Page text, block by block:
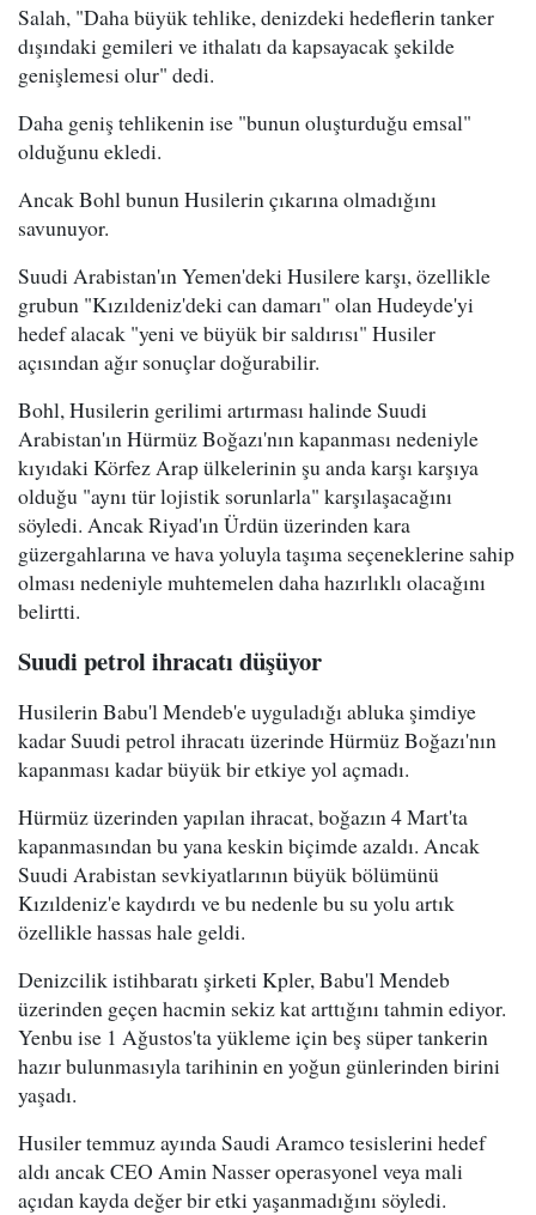
Salah, "Daha büyük tehlike, denizdeki hedeflerin tanker
dışındaki gemileri ve ithalatı da kapsayacak şekilde
genişlemesi olur" dedi.
Daha geniş tehlikenin ise "bunun oluşturduğu emsal"
olduğunu ekledi.
Ancak Bohl bunun Husilerin çıkarına olmadığını
savunuyor.
Suudi Arabistan'ın Yemen'deki Husilere karşı, özellikle
grubun "Kızıldeniz'deki can damarı" olan Hudeyde'yi
hedef alacak "yeni ve büyük bir saldırısı" Husiler
açısından ağır sonuçlar doğurabilir.
Bohl, Husilerin gerilimi artırması halinde Suudi
Arabistan'ın Hürmüz Boğazı'nın kapanması nedeniyle
kıyıdaki Körfez Arap ülkelerinin şu anda karşı karşıya
olduğu "aynı tür lojistik sorunlarla" karşılaşacağını
söyledi. Ancak Riyad'ın Ürdün üzerinden kara
güzergahlarına ve hava yoluyla taşıma seçeneklerine sahip
olması nedeniyle muhtemelen daha hazırlıklı olacağını
belirtti.
Suudi petrol ihracatı düşüyor
Husilerin Babu'l Mendeb'e uyguladığı abluka şimdiye
kadar Suudi petrol ihracatı üzerinde Hürmüz Boğazı'nın
kapanması kadar büyük bir etkiye yol açmadı.
Hürmüz üzerinden yapılan ihracat, boğazın 4 Mart'ta
kapanmasından bu yana keskin biçimde azaldı. Ancak
Suudi Arabistan sevkiyatlarının büyük bölümünü
Kızıldeniz'e kaydırdı ve bu nedenle bu su yolu artık
özellikle hassas hale geldi.
Denizcilik istihbaratı şirketi Kpler, Babu'l Mendeb
üzerinden geçen hacmin sekiz kat arttığını tahmin ediyor.
Yenbu ise 1 Ağustos'ta yükleme için beş süper tankerin
hazır bulunmasıyla tarihinin en yoğun günlerinden birini
yaşadı.
Husiler temmuz ayında Saudi Aramco tesislerini hedef
aldı ancak CEO Amin Nasser operasyonel veya mali
açıdan kayda değer bir etki yaşanmadığını söyledi.